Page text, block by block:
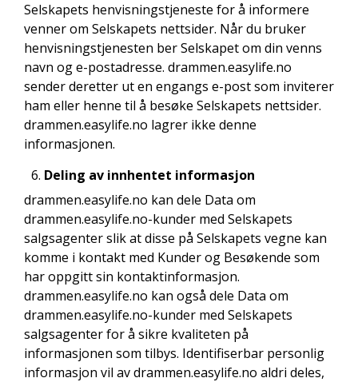
Selskapets henvisningstjeneste for å informere
venner om Selskapets nettsider. Når du bruker
henvisningstjenesten ber Selskapet om din venns
navn og e-postadresse. drammen.easylife.no
sender deretter ut en engangs e-post som inviterer
ham eller henne til å besøke Selskapets nettsider.
drammen.easylife.no lagrer ikke denne
informasjonen.
Deling av innhentet informasjon
drammen.easylife.no kan dele Data om
drammen.easylife.no-kunder med Selskapets
salgsagenter slik at disse på Selskapets vegne kan
komme i kontakt med Kunder og Besøkende som
har oppgitt sin kontaktinformasjon.
drammen.easylife.no kan også dele Data om
drammen.easylife.no-kunder med Selskapets
salgsagenter for å sikre kvaliteten på
informasjonen som tilbys. Identifiserbar personlig
informasjon vil av drammen.easylife.no aldri deles,